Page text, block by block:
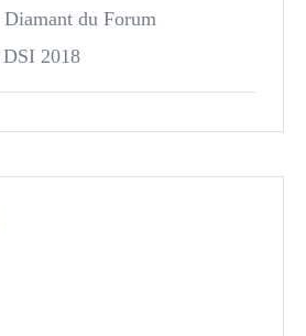
Diamant du Forum
2018